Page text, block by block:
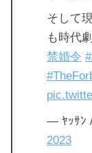
そして
も時代
禁婚令
— ﾔｯｻﾝ
2023